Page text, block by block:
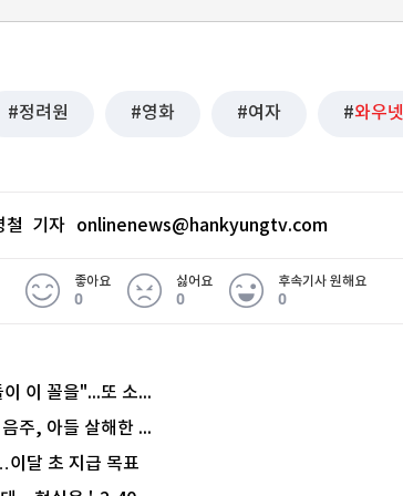
정려원 영화 여자 와우넷
철 기자 onlinenews@hankyungtv.com
좋아요
0
싫어요
0
후속기사 원해요
0
허지웅 "우리가 지지한 인간들이 이 꼴을"...또 소신 발언
아내 가출하자 성매매女 불러 음주, 아들 살해한 30대
달 초 지급 목표